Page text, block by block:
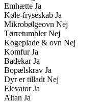
Emhætte Ja
Køle-fryseskab Ja
Mikrobølgeovn Nej
Tørretumbler Nej
Kogeplade & ovn Nej
Komfur Ja
Badekar Ja
Bopælskrav Ja
Dyr er tilladt Nej
Elevator Ja
Altan Ja